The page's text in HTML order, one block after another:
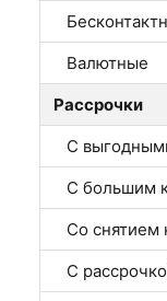
Валютные
Рассрочки
С
С большим
Со снятием
С